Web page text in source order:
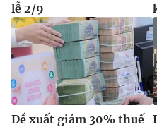
® Cấm sao chép dưới mọi hình
thuận bằng văn bản. Ghi rõ
thông tin từ website này.
lễ 2/9
Đề xuất giảm 30% thuế